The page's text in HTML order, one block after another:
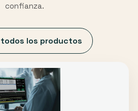
confianza.
los productos